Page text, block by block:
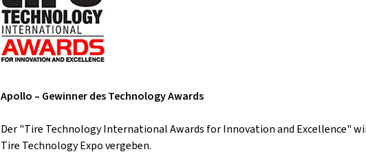
Apollo – Gewinner des Technology Awards
Der "Tire Technology International Awards for Innovation and Excellence"
Tire Technology Expo vergeben.